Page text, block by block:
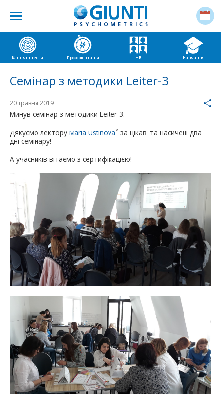
Клінічні тести Профорієнтація HR Навчання
Семінар з методики Leiter-3
20 травня 2019
Минув семінар з методики Leiter-3.
Дякуємо лектору Maria Ustinova за цікаві та насичені два
дні семінару!
А учасників вітаємо з сертифікацією!